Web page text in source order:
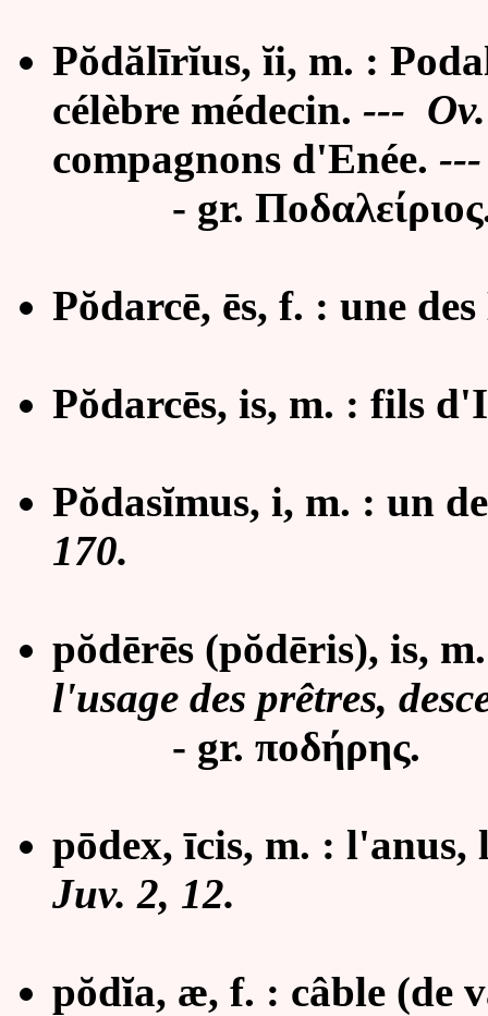
Pŏdălīrĭus, ĭi, m. :
célèbre médecin. ---
compagnons d'Enée.
- gr.
Pŏdarcē, ēs, f. : une
Pŏdarcēs, is, m. : fils
Pŏdasĭmus, i, m. : un
170.
pŏdērēs (pŏdēris), is,
l'usage des prêtres,
- gr. ποδήρης.
pōdex, īcis, m. : l'anus,
Juv. 2, 12.
pŏdĭa, æ, f. : câble (de